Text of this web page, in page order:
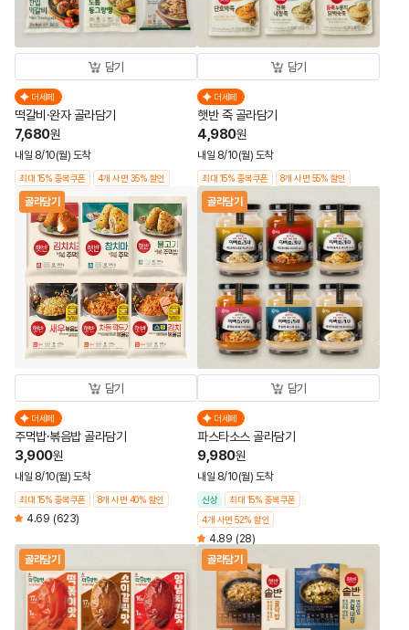
담기
더세페
떡갈비·완자 골라담기
7,680원
내일 8/10(월) 도착
최대 15% 중복쿠폰 4개 사면 35% 할인
담기
더세페
햇반 죽 골라담기
4,980원
내일 8/10(월) 도착
최대 15% 중복쿠폰 8개 사면 55% 할인
골라담기
담기
더세페
주먹밥·볶음밥 골라담기
3,900원
내일 8/10(월) 도착
최대 15% 중복쿠폰 8개 사면 40% 할인
4.69 (623)
골라담기
담기
더세페
파스타소스 골라담기
9,980원
내일 8/10(월) 도착
신상
최대 15% 중복쿠폰
4개 사면 52% 할인
4.89 (28)
골라담기
골라담기